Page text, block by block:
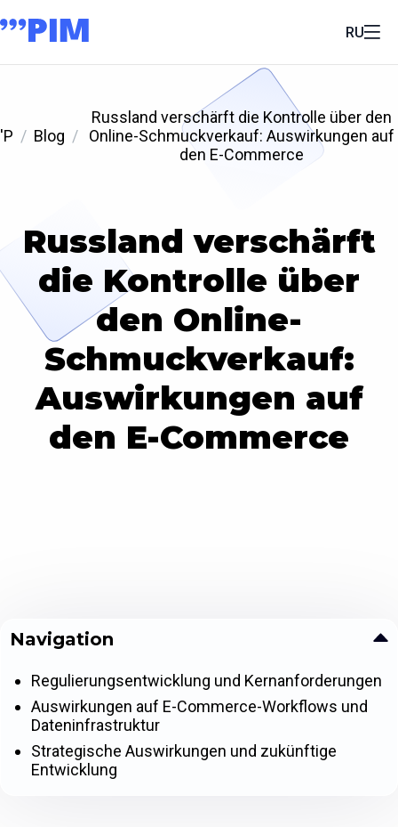
RU
'P Blog
Russland verschärft die Kontrolle über den
Online-Schmuckverkauf: Auswirkungen auf
den E-Commerce
Russland verschärft
die Kontrolle über
den Online-
Schmuckverkauf:
Auswirkungen auf
den E-Commerce
Navigation
Regulierungsentwicklung und Kernanforderungen
Auswirkungen auf E-Commerce-Workflows und
Dateninfrastruktur
Strategische Auswirkungen und zukünftige
Entwicklung